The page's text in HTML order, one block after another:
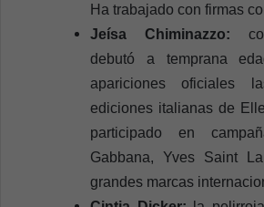
Ha trabajado con firmas
Jeísa Chiminazzo:
debutó a temprana
apariciones oficiales
ediciones italianas de
participado en
Gabbana, Yves Saint
grandes marcas